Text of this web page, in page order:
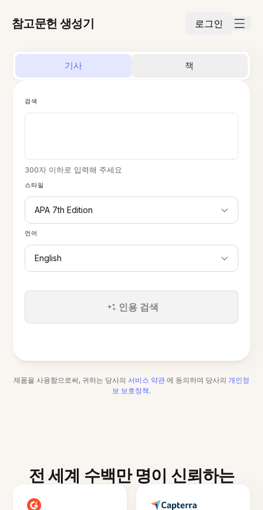
참고문헌 생성기 로그인
기사 책
스타일
APA 7th Edition
언어
English
검색
300자 이하로 입력해 주세요
인용 검색
제품을 사용함으로써, 귀하는 당사의 서비스 약관 에 동의하며 당사의 개인정
보 보호정책.
전 세계 수백만 명이 신뢰하는